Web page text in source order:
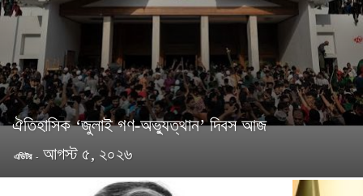
ঐতিহাসিক ‘জুলাই গণ-অভ্যুত্থান’ দিবস আজ
এডিটর - আগস্ট ৫, ২০২৬